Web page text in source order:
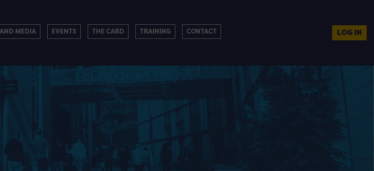
MEDIA EVENTS THE CARD TRAINING CONTACT LOG IN